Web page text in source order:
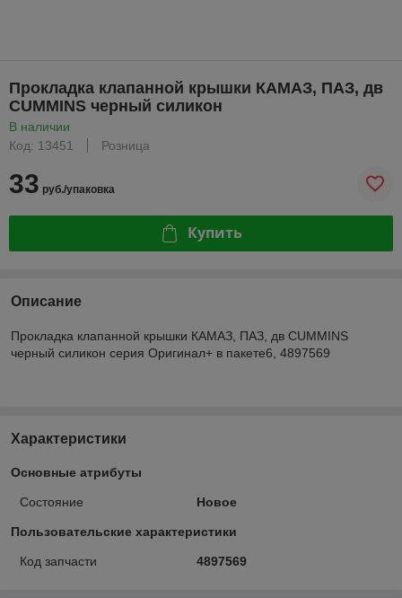
Прокладка клапанной крышки КАМАЗ, ПАЗ, дв
CUMMINS черный силикон
В наличии
Код: 13451
Розница
33 руб./упаковка
Купить
Описание
Прокладка клапанной крышки КАМАЗ, ПАЗ, дв CUMMINS
черный силикон серия Оригинал+ в пакете6, 4897569
Характеристики
Основные атрибуты
Состояние Новое
Пользовательские характеристики
Код запчасти 4897569